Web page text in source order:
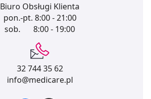
Biuro Obsługi Klienta
pon.-pt. 8:00 - 21:00
sob.
8:00 - 19:00
32 744 35 62
info@medicare.pl